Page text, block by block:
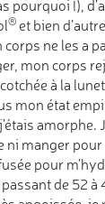
pourquoi !),
® et bien
ne les a
mon corps
à la
mon état
amorphe.
ni manger pour
pour
de 52 à